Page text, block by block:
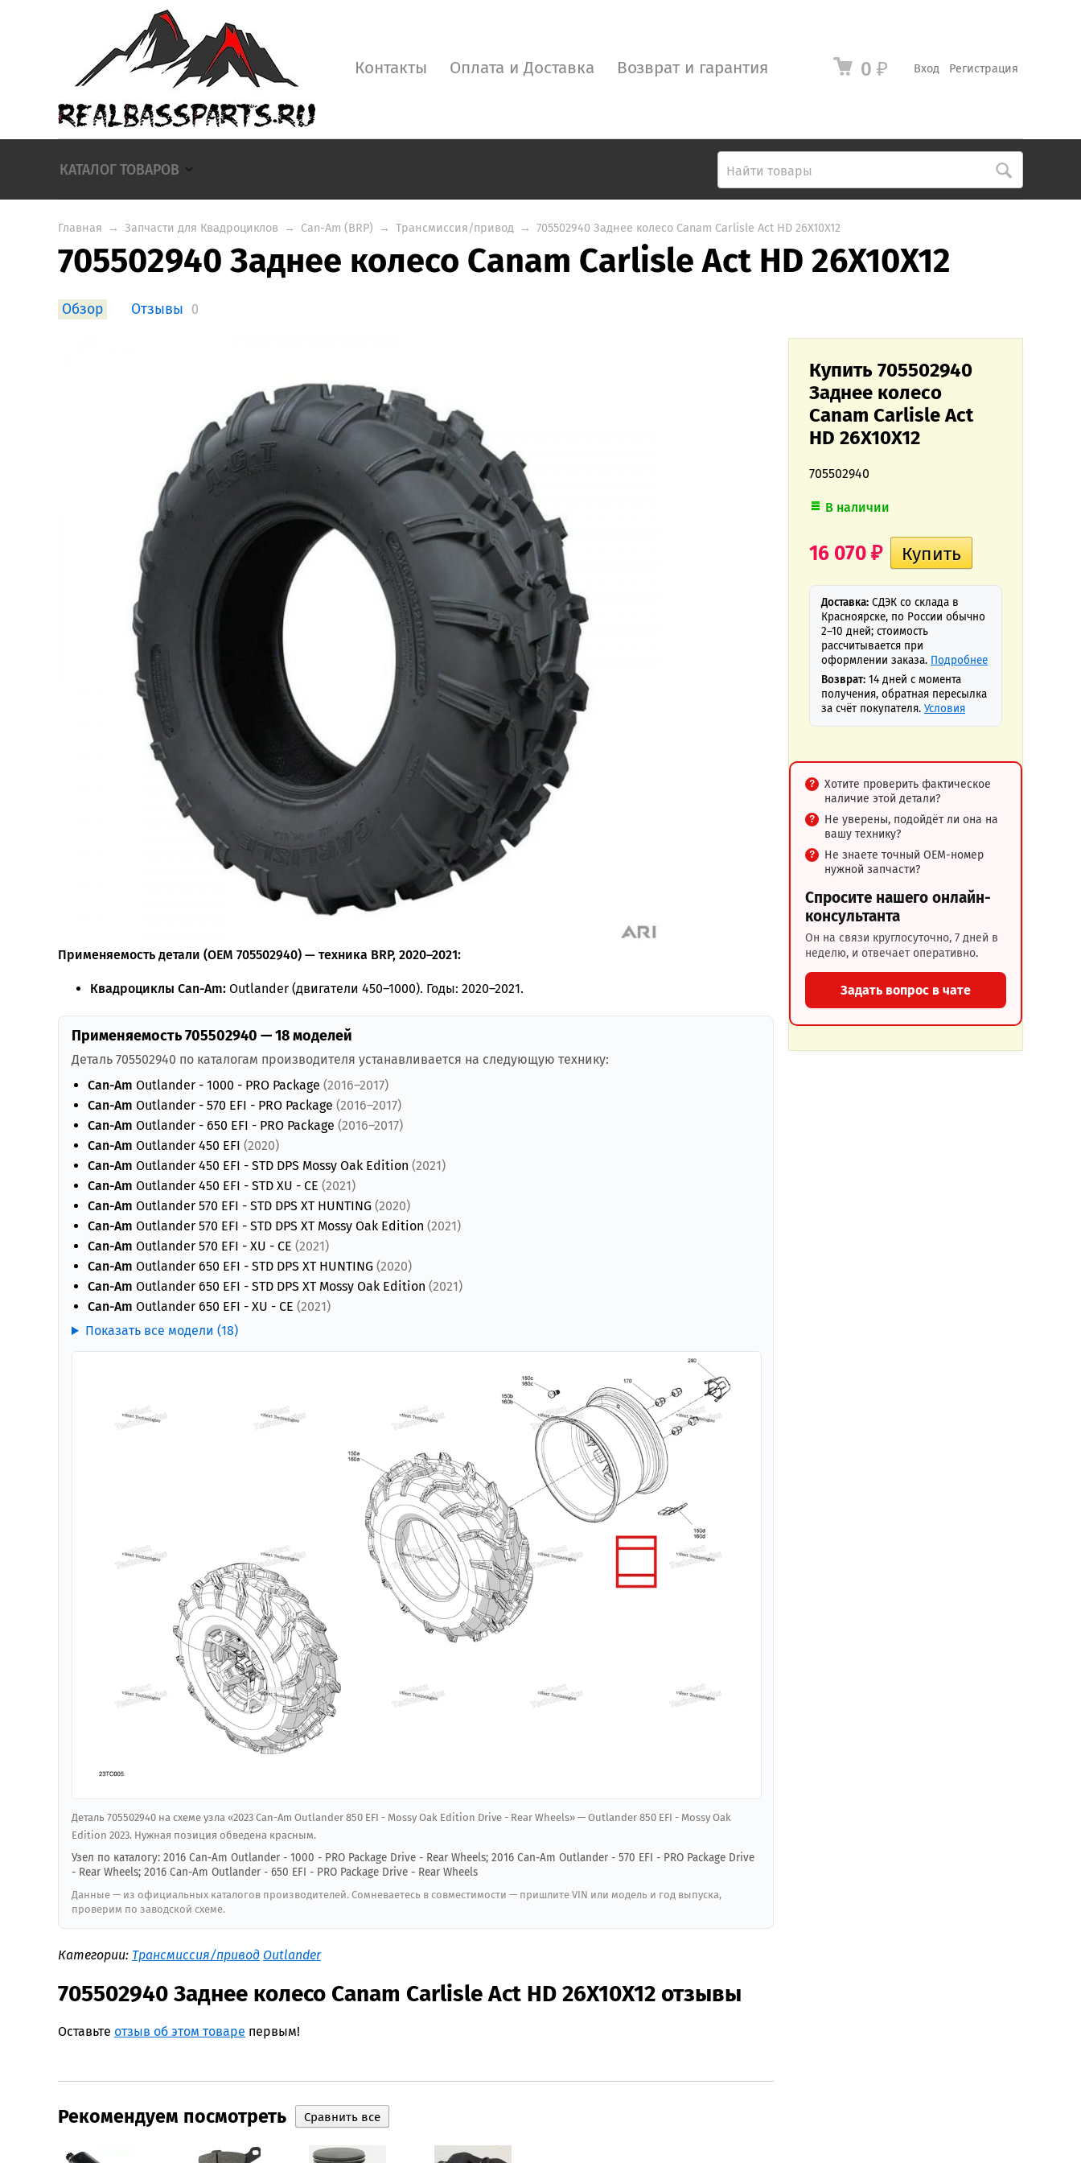
Вход Регистрация
0 ₽
Контакты Оплата и Доставка Возврат и гарантия
КАТАЛОГ ТОВАРОВ
Главная → Запчасти для Квадроциклов → Can-Am (BRP) → Трансмиссия/привод → 705502940 Заднее колесо Canam Carlisle Act HD 26X10X12
705502940 Заднее колесо Canam Carlisle Act HD 26X10X12
Обзор Отзывы 0
Купить 705502940
Заднее колесо
Canam Carlisle Act
HD 26X10X12
705502940
В наличии
16 070 ₽
Доставка: СДЭК со склада в
Красноярске, по России обычно
2–10 дней; стоимость
рассчитывается при
оформлении заказа. Подробнее
Возврат: 14 дней с момента
получения, обратная пересылка
за счёт покупателя. Условия
Хотите проверить фактическое
наличие этой детали?
Не уверены, подойдёт ли она на
вашу технику?
Не знаете точный OEM-номер
нужной запчасти?
Спросите нашего онлайн-
консультанта
Он на связи круглосуточно, 7 дней в
неделю, и отвечает оперативно.
Задать вопрос в чате
Применяемость детали (OEM 705502940) — техника BRP, 2020–2021:
Квадроциклы Can-Am: Outlander (двигатели 450–1000). Годы: 2020–2021.
Применяемость 705502940 — 18 моделей
Деталь 705502940 по каталогам производителя устанавливается на следующую технику:
Can-Am Outlander - 1000 - PRO Package (2016–2017)
Can-Am Outlander - 570 EFI - PRO Package (2016–2017)
Can-Am Outlander - 650 EFI - PRO Package (2016–2017)
Can-Am Outlander 450 EFI (2020)
Can-Am Outlander 450 EFI - STD DPS Mossy Oak Edition (2021)
Can-Am Outlander 450 EFI - STD XU - CE (2021)
Can-Am Outlander 570 EFI - STD DPS XT HUNTING (2020)
Can-Am Outlander 570 EFI - STD DPS XT Mossy Oak Edition (2021)
Can-Am Outlander 570 EFI - XU - CE (2021)
Can-Am Outlander 650 EFI - STD DPS XT HUNTING (2020)
Can-Am Outlander 650 EFI - STD DPS XT Mossy Oak Edition (2021)
Can-Am Outlander 650 EFI - XU - CE (2021)
Показать все модели (18)
Деталь 705502940 на схеме узла «2023 Can-Am Outlander 850 EFI - Mossy Oak Edition Drive - Rear Wheels» — Outlander 850 EFI - Mossy Oak
Edition 2023. Нужная позиция обведена красным.
Узел по каталогу: 2016 Can-Am Outlander - 1000 - PRO Package Drive - Rear Wheels; 2016 Can-Am Outlander - 570 EFI - PRO Package Drive
- Rear Wheels; 2016 Can-Am Outlander - 650 EFI - PRO Package Drive - Rear Wheels
Данные — из официальных каталогов производителей. Сомневаетесь в совместимости — пришлите VIN или модель и год выпуска,
проверим по заводской схеме.
Категории: Трансмиссия/привод Outlander
705502940 Заднее колесо Canam Carlisle Act HD 26X10X12 отзывы
Оставьте отзыв об этом товаре первым!
Рекомендуем посмотреть